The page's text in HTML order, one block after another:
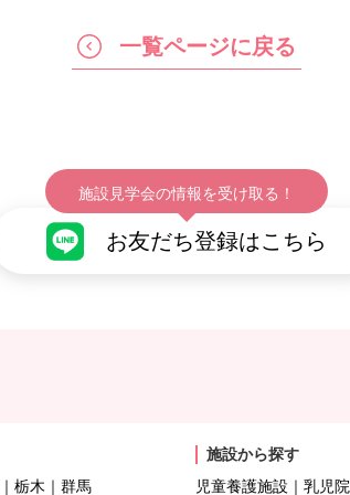
一覧ページに戻る
施設見学会の情報を受け取る！
お友だち登録はこちら
栃木 群馬
施設から探す
児童養護施設
乳児院